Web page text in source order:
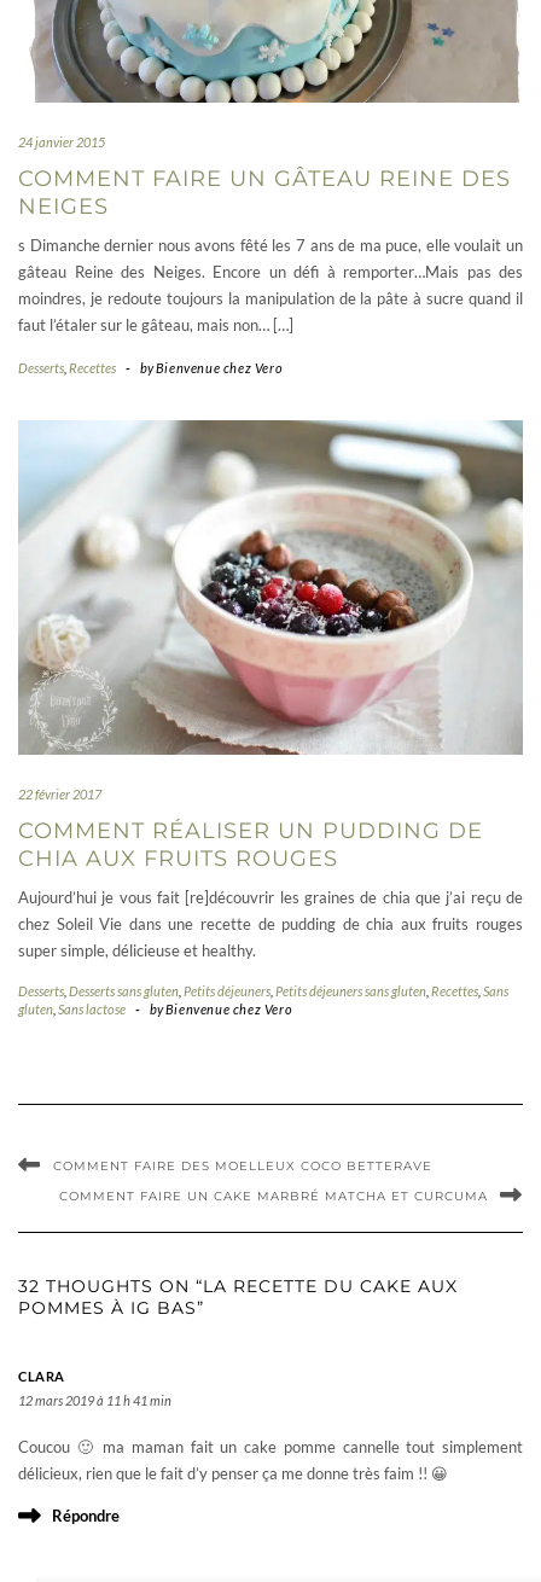
24 janvier 2015
COMMENT FAIRE UN GÂTEAU REINE DES
NEIGES
s Dimanche dernier nous avons fêté les 7 ans de ma puce, elle voulait un
gâteau Reine des Neiges. Encore un défi à remporter…Mais pas des
moindres, je redoute toujours la manipulation de la pâte à sucre quand il
faut l’étaler sur le gâteau, mais non… […]
Desserts Recettes - byBienvenue chez Vero
22 février 2017
COMMENT RÉALISER UN PUDDING DE
CHIA AUX FRUITS ROUGES
Aujourd’hui je vous fait [re]découvrir les graines de chia que j’ai reçu de
chez Soleil Vie dans une recette de pudding de chia aux fruits rouges
super simple, délicieuse et healthy.
Desserts Desserts sans gluten Petits déjeuners Petits déjeuners sans gluten Recettes Sans
gluten Sans lactose - byBienvenue chez Vero
COMMENT FAIRE DES MOELLEUX COCO BETTERAVE
COMMENT FAIRE UN CAKE MARBRÉ MATCHA ET CURCUMA
32 THOUGHTS ON “LA RECETTE DU CAKE AUX
POMMES À IG BAS”
CLARA
12 mars 2019 à 11 h 41 min
Coucou 🙂 ma maman fait un cake pomme cannelle tout simplement
délicieux, rien que le fait d’y penser ça me donne très faim !! 😀
Répondre